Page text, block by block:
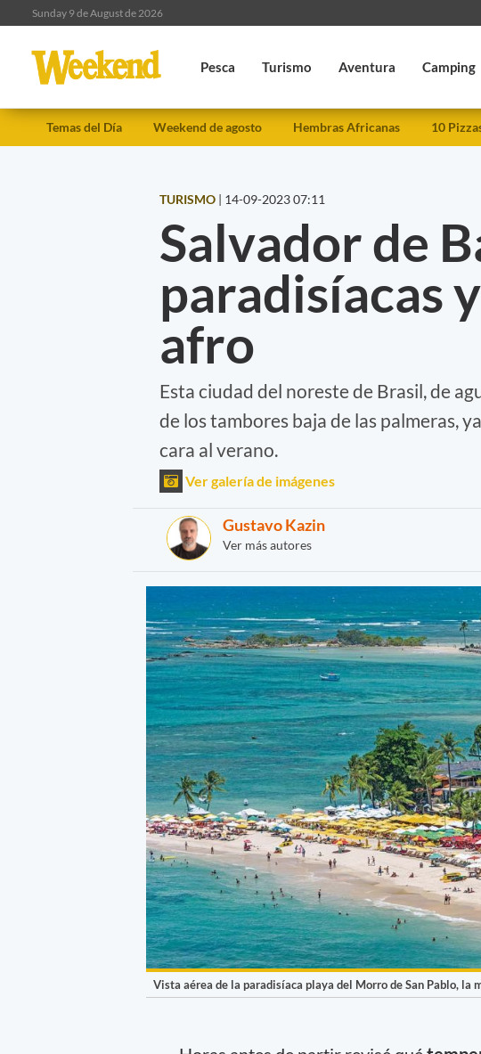
Sunday 9 de August de 2026
Pesca Turismo Aventura Camping
Temas del Día Weekend de agosto Hembras Africanas 10
TURISMO | 14-09-2023 07:11
Salvador de
paradisíacas
afro
Esta ciudad del noreste de Brasil, de
de los tambores baja de las palmeras,
cara al verano.
Ver galería de imágenes
Gustavo Kazin
Ver más autores
Vista aérea de la paradisíaca playa del Morro de San Pablo, la